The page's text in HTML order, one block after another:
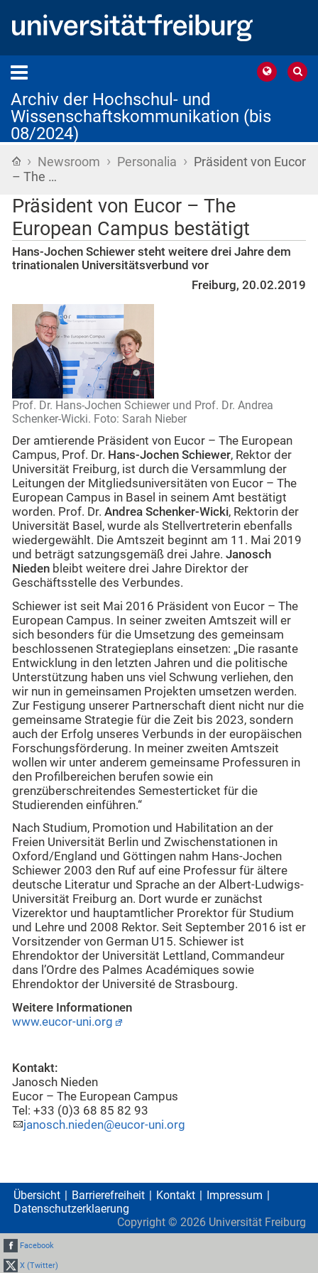
Archiv der Hochschul- und
Wissenschaftskommunikation (bis
08/2024)
Startseite
› Newsroom › Personalia › Präsident von Eucor
– The …
Präsident von Eucor – The
European Campus bestätigt
Hans-Jochen Schiewer steht weitere drei Jahre dem
trinationalen Universitätsverbund vor
Freiburg, 20.02.2019
Prof. Dr. Hans-Jochen Schiewer und Prof. Dr. Andrea
Schenker-Wicki. Foto: Sarah Nieber
Der amtierende Präsident von Eucor – The European
Campus, Prof. Dr. Hans-Jochen Schiewer, Rektor der
Universität Freiburg, ist durch die Versammlung der
Leitungen der Mitgliedsuniversitäten von Eucor – The
European Campus in Basel in seinem Amt bestätigt
worden. Prof. Dr. Andrea Schenker-Wicki, Rektorin der
Universität Basel, wurde als Stellvertreterin ebenfalls
wiedergewählt. Die Amtszeit beginnt am 11. Mai 2019
und beträgt satzungsgemäß drei Jahre. Janosch
Nieden bleibt weitere drei Jahre Direktor der
Geschäftsstelle des Verbundes.
Schiewer ist seit Mai 2016 Präsident von Eucor – The
European Campus. In seiner zweiten Amtszeit will er
sich besonders für die Umsetzung des gemeinsam
beschlossenen Strategieplans einsetzen: „Die rasante
Entwicklung in den letzten Jahren und die politische
Unterstützung haben uns viel Schwung verliehen, den
wir nun in gemeinsamen Projekten umsetzen werden.
Zur Festigung unserer Partnerschaft dient nicht nur die
gemeinsame Strategie für die Zeit bis 2023, sondern
auch der Erfolg unseres Verbunds in der europäischen
Forschungsförderung. In meiner zweiten Amtszeit
wollen wir unter anderem gemeinsame Professuren in
den Profilbereichen berufen sowie ein
grenzüberschreitendes Semesterticket für die
Studierenden einführen.“
Nach Studium, Promotion und Habilitation an der
Freien Universität Berlin und Zwischenstationen in
Oxford/England und Göttingen nahm Hans-Jochen
Schiewer 2003 den Ruf auf eine Professur für ältere
deutsche Literatur und Sprache an der Albert-Ludwigs-
Universität Freiburg an. Dort wurde er zunächst
Vizerektor und hauptamtlicher Prorektor für Studium
und Lehre und 2008 Rektor. Seit September 2016 ist er
Vorsitzender von German U15. Schiewer ist
Ehrendoktor der Universität Lettland, Commandeur
dans l’Ordre des Palmes Académiques sowie
Ehrendoktor der Université de Strasbourg.
Weitere Informationen
www.eucor-uni.org
Kontakt:
Janosch Nieden
Eucor – The European Campus
Tel: +33 (0)3 68 85 82 93
janosch.nieden@eucor-uni.org
Übersicht Barrierefreiheit Kontakt
Impressum
Datenschutzerklaerung
Copyright © 2026 Universität Freiburg
Facebook
X (Twitter)